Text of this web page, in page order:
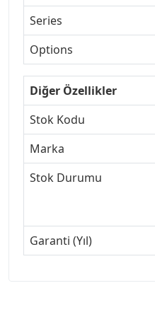
Series
Options
Diğer Özellikler
Stok Kodu
Marka
Stok Durumu
Garanti (Yıl)